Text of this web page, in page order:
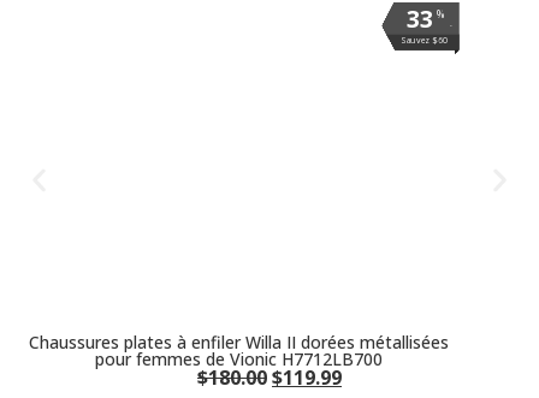
%
.
33
Sauvez $60
%
.
33
Sauvez $60
%
.
33
Sauvez $60
%
.
33
Sauvez $60
%
.
33
Sauvez $60
%
.
33
Sauvez $60
%
.
33
Sauvez $60
%
.
33
Sauvez $60
%
.
33
Sauvez $60
%
.
33
Sauvez $60
Chaussures plates à enfiler Willa II dorées métallisées
pour femmes de Vionic H7712LB700
$180.00$119.99